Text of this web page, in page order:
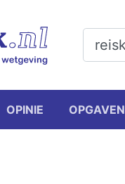
OPINIE OPGAVEN